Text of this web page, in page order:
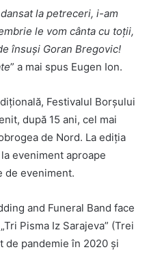
la petreceri, i-am
le vom cânta cu toții,
însuși Goran Bregovic!
” a mai spus Eugen Ion.
Festivalul Borșului
după 15 ani, cel mai
de Nord. La ediția
eveniment aproape
de eveniment.
and Funeral Band face
Pisma Iz Sarajeva” (Trei
de pandemie în 2020 și